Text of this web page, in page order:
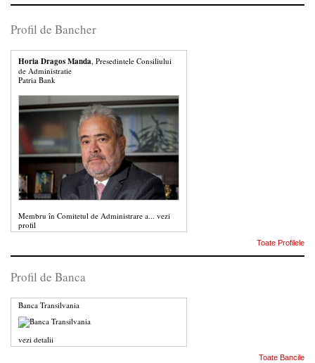
Profil de Bancher
Horia Dragos Manda, Presedintele Consiliului
de Administratie
Patria Bank
Membru în Comitetul de Administrare a... vezi
profil
Toate Profilele
Profil de Banca
Banca Transilvania
vezi detalii
Toate Bancile